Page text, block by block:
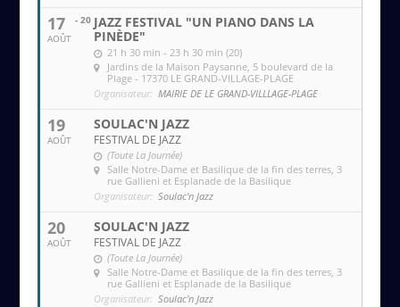
17
AOÛT
- 20 JAZZ FESTIVAL "UN PIANO DANS LA
PINÈDE"
21 h 30 min - 23 h 30 min (20)
Jardins de la Maison Paysanne, 5 boulevard de la
Plage - 17370 LE GRAND-VILLAGE-PLAGE
Organisateur: MAIRIE DE LE GRAND-VILLLAGE-PLAGE
19
AOÛT
SOULAC'N JAZZ
FESTIVAL DE JAZZ
(Toute La Journée)
Salle Notre-Dame et Basilique de la fin des terres, 3
rue Gallieni et Esplanade de la Basilique
Organisateur: Soulac'n Jazz
20
AOÛT
SOULAC'N JAZZ
FESTIVAL DE JAZZ
(Toute La Journée)
Salle Notre-Dame et Basilique de la fin des terres, 3
rue Gallieni et Esplanade de la Basilique
Organisateur: Soulac'n Jazz